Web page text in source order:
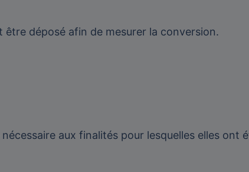
être déposé afin de mesurer la conversion.
aux finalités pour lesquelles elles ont